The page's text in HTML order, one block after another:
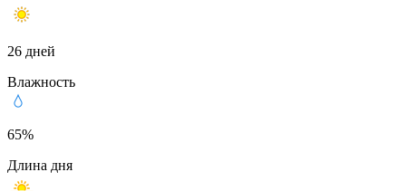
26 дней
Влажность
65%
Длина дня